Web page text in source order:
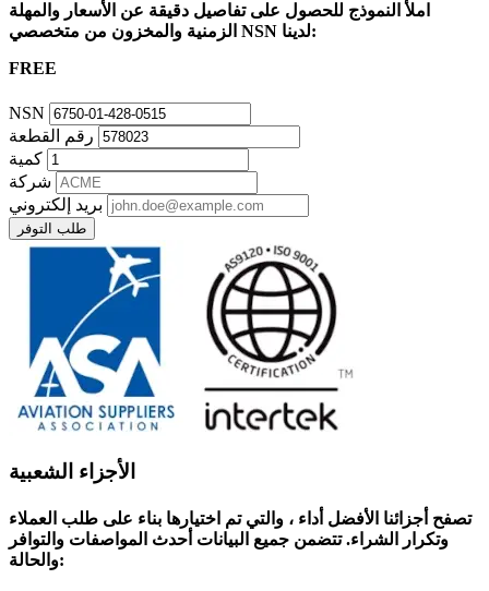
املأ النموذج للحصول على تفاصيل دقيقة عن الأسعار والمهلة
الزمنية والمخزون من متخصصي NSN لدينا:
FREE
NSN
رقم القطعة
كمية
شركة
بريد إلكتروني
طلب التوفر
الأجزاء الشعبية
تصفح أجزائنا الأفضل أداء ، والتي تم اختيارها بناء على طلب العملاء
وتكرار الشراء. تتضمن جميع البيانات أحدث المواصفات والتوافر
والحالة: